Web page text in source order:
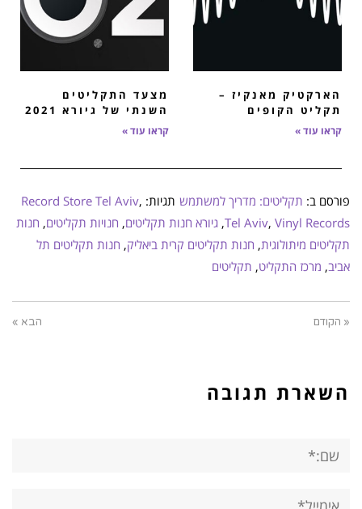
הארקטיק מאנקיז –
תקליט הקופים
קראו עוד »
מצעד התקליטים
השנתי של גיורא 2021
קראו עוד »
פורסם ב: תקליטים: מדריך למשתמש תגיות: Record Store Tel Aviv,
Tel Aviv, Vinyl Records
, גיורא חנות תקליטים, חנויות תקליטים, חנות
תקליטים מיתולוגית, חנות תקליטים קרית ביאליק, חנות תקליטים תל
אביב, מרכז התקליט, תקליטים
« הקודם הבא »
השארת תגובה
אימייל*